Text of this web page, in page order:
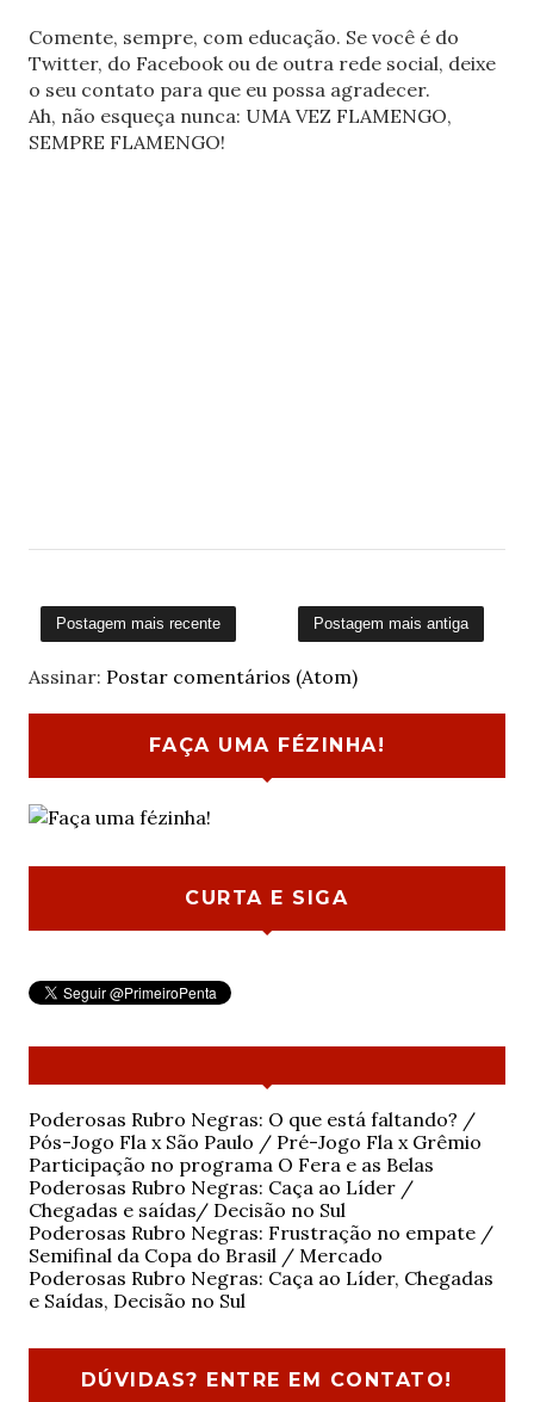
Comente, sempre, com educação. Se você é do
Twitter, do Facebook ou de outra rede social, deixe
o seu contato para que eu possa agradecer.
Ah, não esqueça nunca: UMA VEZ FLAMENGO,
SEMPRE FLAMENGO!
Postagem mais recente Postagem mais antiga
Assinar: Postar comentários (Atom)
FAÇA UMA FÉZINHA!
CURTA E SIGA
Poderosas Rubro Negras: O que está faltando? /
Pós-Jogo Fla x São Paulo / Pré-Jogo Fla x Grêmio
Participação no programa O Fera e as Belas
Poderosas Rubro Negras: Caça ao Líder /
Chegadas e saídas/ Decisão no Sul
Poderosas Rubro Negras: Frustração no empate /
Semifinal da Copa do Brasil / Mercado
Poderosas Rubro Negras: Caça ao Líder, Chegadas
e Saídas, Decisão no Sul
DÚVIDAS? ENTRE EM CONTATO!